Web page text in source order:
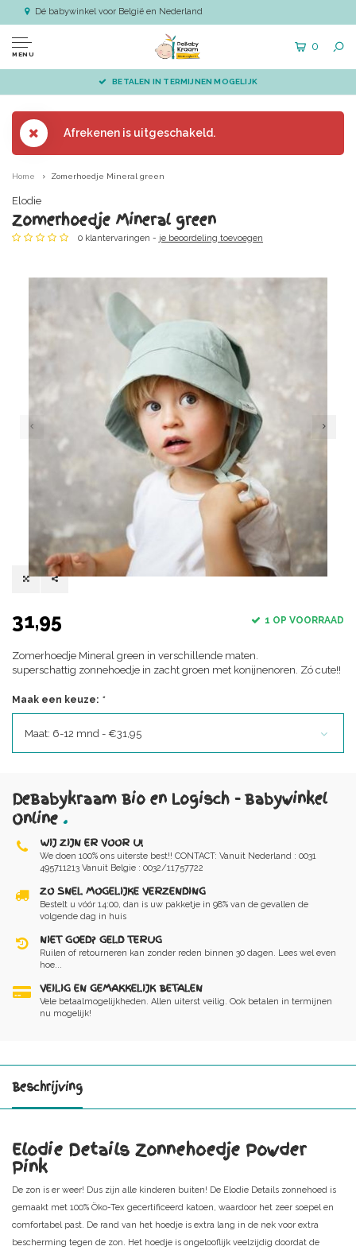
Dé babywinkel voor België en Nederland
MENU
0
BETALEN IN TERMIJNEN MOGELIJK
Afrekenen is uitgeschakeld.
Home Zomerhoedje Mineral green
Elodie
Zomerhoedje Mineral green
0 klantervaringen - je beoordeling toevoegen
31,95 1 OP VOORRAAD
Zomerhoedje Mineral green in verschillende maten.
superschattig zonnehoedje in zacht groen met konijnenoren. Zó cute!!
Maak een keuze: *
Maat: 6-12 mnd - €31,95
DeBabykraam Bio en Logisch - Babywinkel
Online .
WIJ ZIJN ER VOOR U!
We doen 100% ons uiterste best!! CONTACT: Vanuit Nederland : 0031
495711213 Vanuit Belgie : 0032/11757722
ZO SNEL MOGELIJKE VERZENDING
Bestelt u vóór 14:00, dan is uw pakketje in 98% van de gevallen de
volgende dag in huis
NIET GOED? GELD TERUG
Ruilen of retourneren kan zonder reden binnen 30 dagen. Lees wel even
hoe...
VEILIG EN GEMAKKELIJK BETALEN
Vele betaalmogelijkheden. Allen uiterst veilig. Ook betalen in termijnen
nu mogelijk!
Beschrijving
Elodie Details Zonnehoedje Powder
Pink
De zon is er weer! Dus zijn alle kinderen buiten! De Elodie Details zonnehoed is
gemaakt met 100% Öko-Tex gecertificeerd katoen, waardoor het zeer soepel en
comfortabel past. De rand van het hoedje is extra lang in de nek voor extra
bescherming tegen de zon. Het hoedje is ongelooflijk veelzijdig doordat de